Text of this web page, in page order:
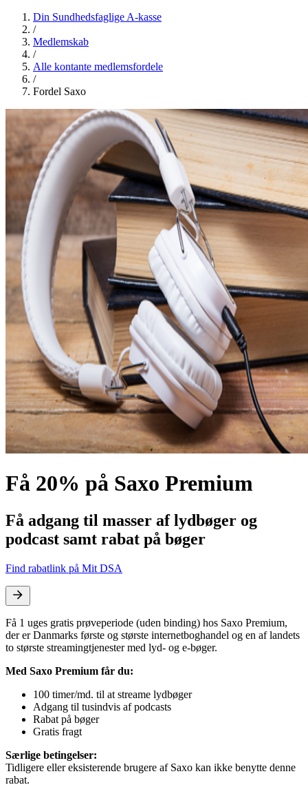
Din Sundhedsfaglige A-kasse
/
Medlemskab
/
Alle kontante medlemsfordele
/
Fordel Saxo
Få 20% på Saxo Premium
Få adgang til masser af lydbøger og
podcast samt rabat på bøger
Find rabatlink på Mit DSA
Få 1 uges gratis prøveperiode (uden binding) hos Saxo Premium,
der er Danmarks første og største internetboghandel og en af landets
to største streamingtjenester med lyd- og e-bøger.
Med Saxo Premium får du:
100 timer/md. til at streame lydbøger
Adgang til tusindvis af podcasts
Rabat på bøger
Gratis fragt
Særlige betingelser:
Tidligere eller eksisterende brugere af Saxo kan ikke benytte denne
rabat.